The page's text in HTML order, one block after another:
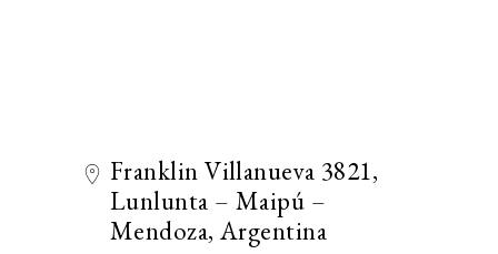
Franklin Villanueva 3821,
Lunlunta – Maipú –
Mendoza, Argentina